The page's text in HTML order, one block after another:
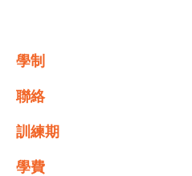
學制
聯絡
訓練期
學費